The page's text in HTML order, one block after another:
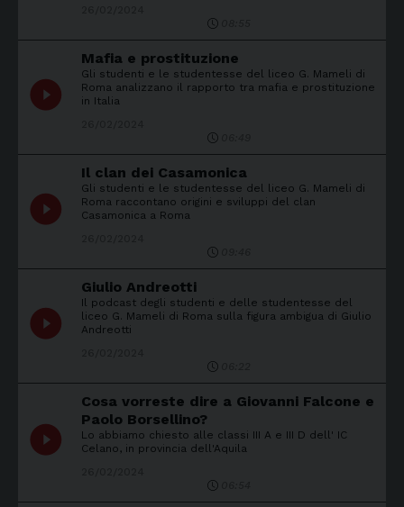
play_circle_filled
Mafia e prostituzione
Gli studenti e le studentesse del liceo G. Mameli di
Roma analizzano il rapporto tra mafia e prostituzione
in Italia
play_circle_filled
Il clan dei Casamonica
Gli studenti e le studentesse del liceo G. Mameli di
Roma raccontano origini e sviluppi del clan
Casamonica a Roma
play_circle_filled
Giulio Andreotti
Il podcast degli studenti e delle studentesse del
liceo G. Mameli di Roma sulla figura ambigua di Giulio
Andreotti
play_circle_filled
Cosa vorreste dire a Giovanni Falcone e
Paolo Borsellino?
Lo abbiamo chiesto alle classi III A e III D dell' IC
Celano, in provincia dell'Aquila